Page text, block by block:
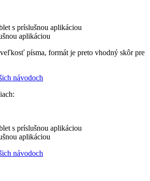
s príslušnou aplikáciou
aplikáciou
písma, formát je preto vhodný skôr pre
návodoch
s príslušnou aplikáciou
aplikáciou
návodoch